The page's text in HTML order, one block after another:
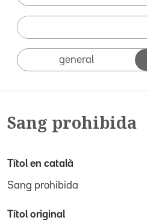
general
Sang prohibida
Títol en català
Sang prohibida
Títol original